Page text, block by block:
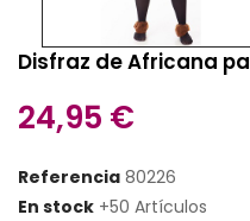
Disfraz de Africana
24,95 €
Referencia 80226
En stock +50 Artículos